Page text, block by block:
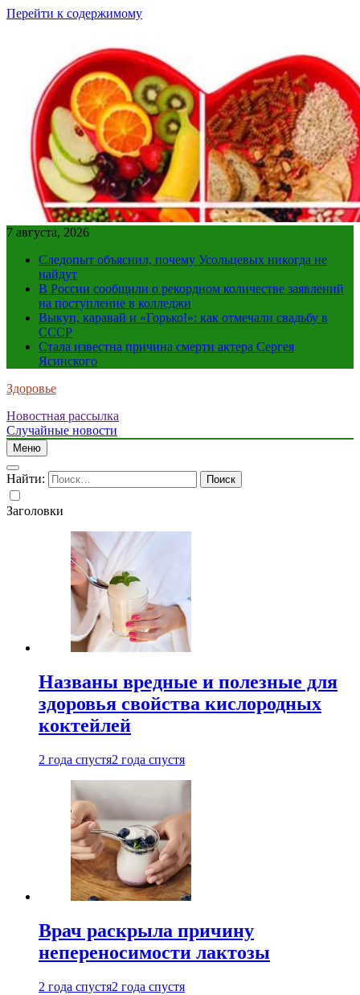
Перейти к содержимому
7 августа, 2026
Следопыт объяснил, почему Усольцевых никогда не
найдут
В России сообщили о рекордном количестве заявлений
на поступление в колледжи
Выкуп, каравай и «Горько!»: как отмечали свадьбу в
СССР
Стала известна причина смерти актера Сергея
Ясинского
Здоровье
Новостная рассылка
Случайные новости
Меню
Найти:
Заголовки
Названы вредные и полезные для
здоровья свойства кислородных
коктейлей
2 года спустя2 года спустя
Врач раскрыла причину
непереносимости лактозы
2 года спустя2 года спустя